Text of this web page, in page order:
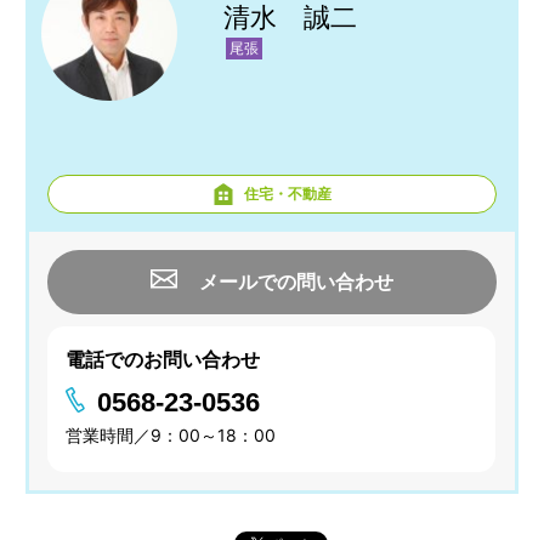
清水 誠二
尾張
住宅・不動産
メールでの問い合わせ
電話でのお問い合わせ
0568-23-0536
営業時間／9：00～18：00